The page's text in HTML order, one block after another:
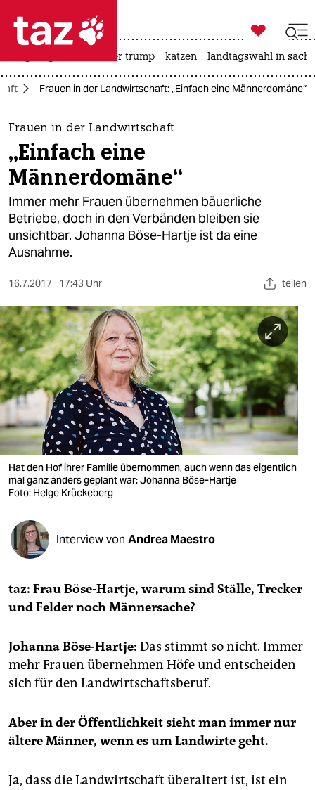
 taz zahl ich
taz zahl ich
themen
politik
öko
gesellschaft
kultur
sport
berlin
nord
wahrheit
verlag
verlag
veranstaltungen
shop
fragen & hilfe
unterstützen
genossenschaft

taz zahl ich
usa unter trump katzen landtagswahl in
Frauen in der Landwirtschaft: „Einfach eine Männerdomäne“
Frauen in der Landwirtschaft
„Einfach eine
Männerdomäne“
Immer mehr Frauen übernehmen bäuerliche
Betriebe, doch in den Verbänden bleiben sie
unsichtbar. Johanna Böse-Hartje ist da eine
Ausnahme.
16.7.2017 17:43 Uhr teilen
Hat den Hof ihrer Familie übernommen, auch wenn das eigentlich
mal ganz anders geplant war: Johanna Böse-Hartje
Foto: Helge Krückeberg
Interview von Andrea Maestro
taz: Frau Böse-Hartje, warum sind Ställe, Trecker
und Felder noch Männersache?
Johanna Böse-Hartje: Das stimmt so nicht. Immer
mehr Frauen übernehmen Höfe und entscheiden
sich für den Landwirtschaftsberuf.
Aber in der Öffentlichkeit sieht man immer nur
ältere Männer, wenn es um Landwirte geht.
Ja, dass die Landwirtschaft überaltert ist, ist ein